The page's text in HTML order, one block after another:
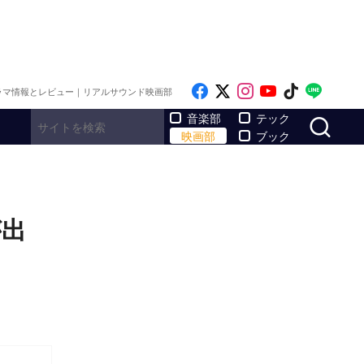
情報とレビュー｜リアルサウンド映画部 Like on Facebook
Follow on x
Follow on
Follow on
Follow
音楽部
映画部
テック
ブック